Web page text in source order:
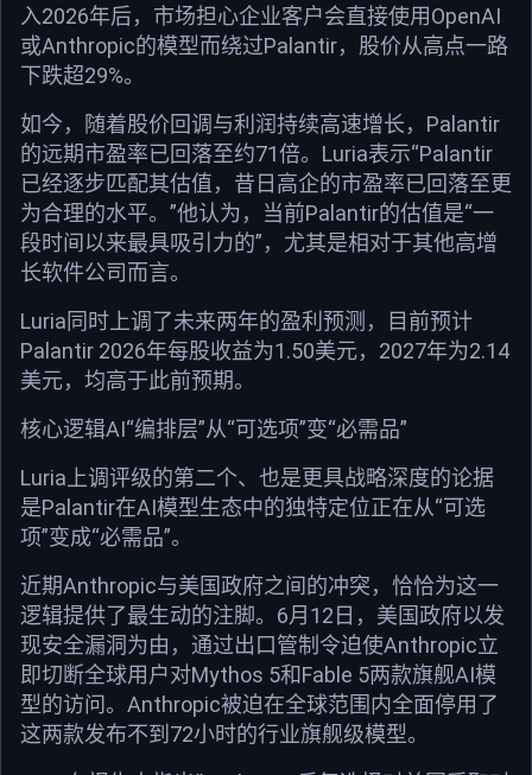
入2026年后，市场担心企业客户会直接使用OpenAI
或Anthropic的模型而绕过Palantir，股价从高点一路
下跌超29%。
如今，随着股价回调与利润持续高速增长，Palantir
的远期市盈率已回落至约71倍。Luria表示“Palantir
已经逐步匹配其估值，昔日高企的市盈率已回落至更
为合理的水平。”他认为，当前Palantir的估值是“一
段时间以来最具吸引力的”，尤其是相对于其他高增
长软件公司而言。
Luria同时上调了未来两年的盈利预测，目前预计
Palantir 2026年每股收益为1.50美元，2027年为2.14
美元，均高于此前预期。
核心逻辑AI“编排层”从“可选项”变“必需品”
Luria上调评级的第二个、也是更具战略深度的论据
是Palantir在AI模型生态中的独特定位正在从“可选
项”变成“必需品”。
近期Anthropic与美国政府之间的冲突，恰恰为这一
逻辑提供了最生动的注脚。6月12日，美国政府以发
现安全漏洞为由，通过出口管制令迫使Anthropic立
即切断全球用户对Mythos 5和Fable 5两款旗舰AI模
型的访问。Anthropic被迫在全球范围内全面停用了
这两款发布不到72小时的行业旗舰级模型。